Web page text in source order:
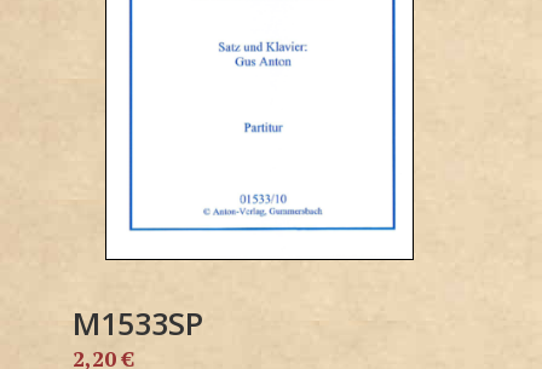
M1533SP
2,20€